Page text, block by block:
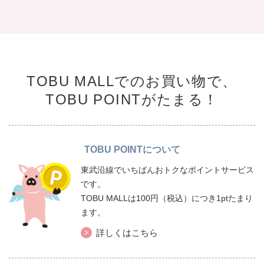
TOBU MALLでのお買い物で、
TOBU POINTがたまる！
TOBU POINTについて
東武沿線でいちばんおトクなポイントサービス
です。
TOBU MALLは100円（税込）につき1ptたまり
ます。
詳しくはこちら